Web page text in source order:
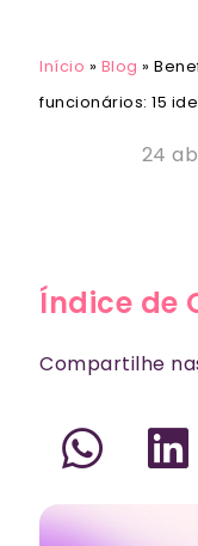
Início » Blog »
funcionários: 15
24
Índice de
Compartilhe